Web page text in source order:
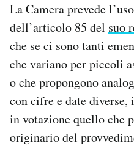
La Camera prevede
dell’articolo 85 del suo
che se ci sono tanti
che variano per piccoli
o che propongono
con cifre e date
in votazione quello che
originario del